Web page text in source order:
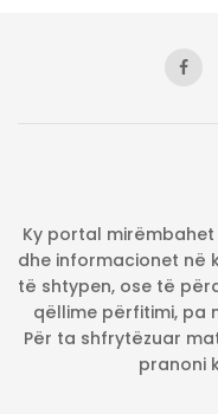
Ky portal mirëmbahet
dhe informacionet në
të shtypen, ose të
qëllime përfitimi, pa
Për ta shfrytëzuar
pranoni